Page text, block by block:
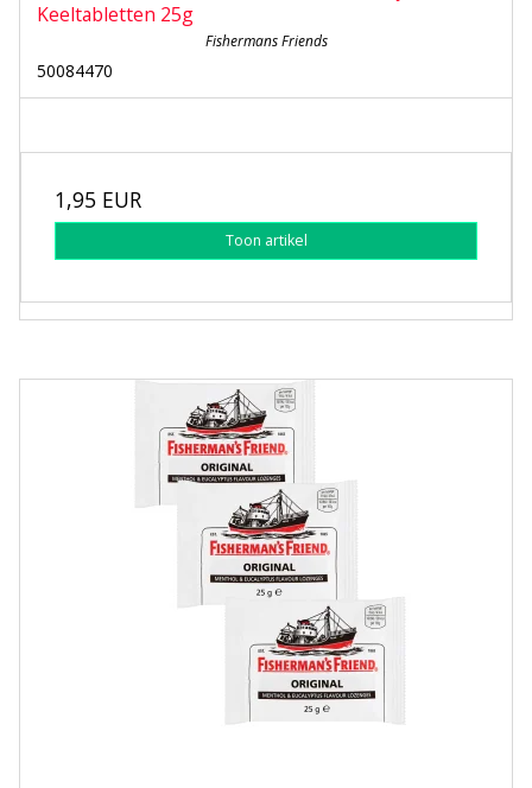
Keeltabletten 25g
Fishermans Friends
50084470
1,95 EUR
Toon artikel